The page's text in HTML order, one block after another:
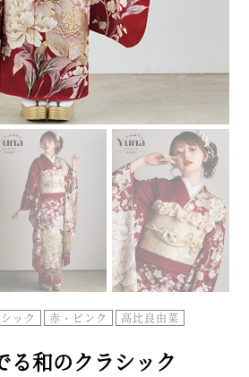
ック 赤・ピンク 高比良由菜
る和のクラシック